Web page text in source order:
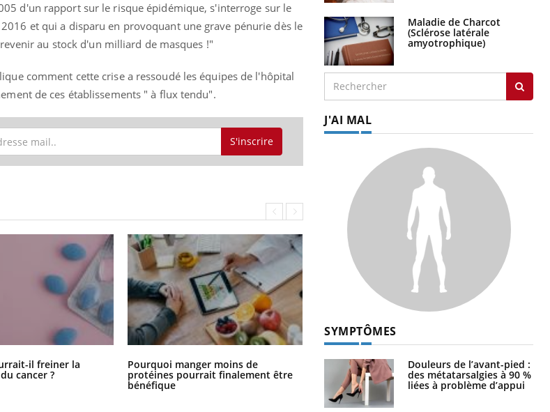
d'un rapport sur le risque épidémique, s'interroge sur le
et qui a disparu en provoquant une grave pénurie dès le
au stock d'un milliard de masques !"
comment cette crise a ressoudé les équipes de l'hôpital
de ces établissements " à flux tendu".
S'inscrire
il freiner la
cancer ?
Pourquoi manger moins de
protéines pourrait finalement être
bénéfique
Grossesse et chaleur : ce que dit la
science
Maladie de Charcot
(Sclérose latérale
amyotrophique)
J'AI MAL
SYMPTÔMES
Douleurs de l’avant-pied :
des métatarsalgies à 90 %
liées à problème d’appui